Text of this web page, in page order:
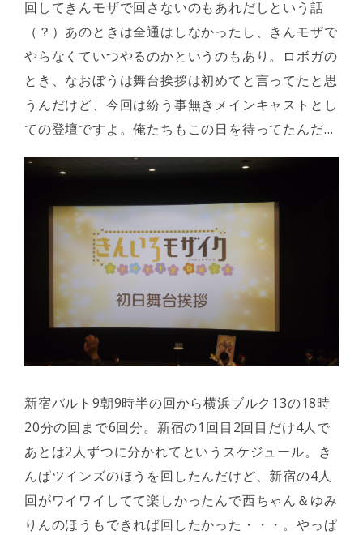
回してきんモザで回さないのもあれだしという話
（？）あのときは全通はしなかったし、きんモザで
やらなくていつやるのかというのもあり。ロボガの
とき、なおぼうは舞台挨拶は初めてと言ってたと思
うんだけど、今回は紛う事無きメインキャストとし
ての登壇ですよ。俺たちもこの日を待ってたんだ…
新宿バルト9朝9時半の回から横浜ブルク13の18時
20分の回まで6回分。新宿の1回目2回目だけ4人で
あとは2人ずつに分かれてというスケジュール。き
んぱツインズのほうを回したんだけど、新宿の4人
回がワイワイしてて楽しかったんで西ちゃん＆ゆみ
りんのほうもできれば回したかった・・・。やっぱ